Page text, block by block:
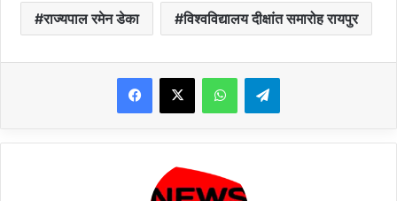
राज्यपाल रमेन डेका विश्वविद्यालय दीक्षांत समारोह रायपुर
WhatsAppTelegram